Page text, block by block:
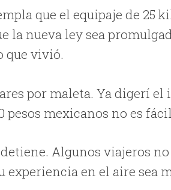
que el equipaje de 25
la nueva ley sea
que vivió.
por maleta. Ya digerí
pesos mexicanos no es
Algunos viajeros
experiencia en el aire sea